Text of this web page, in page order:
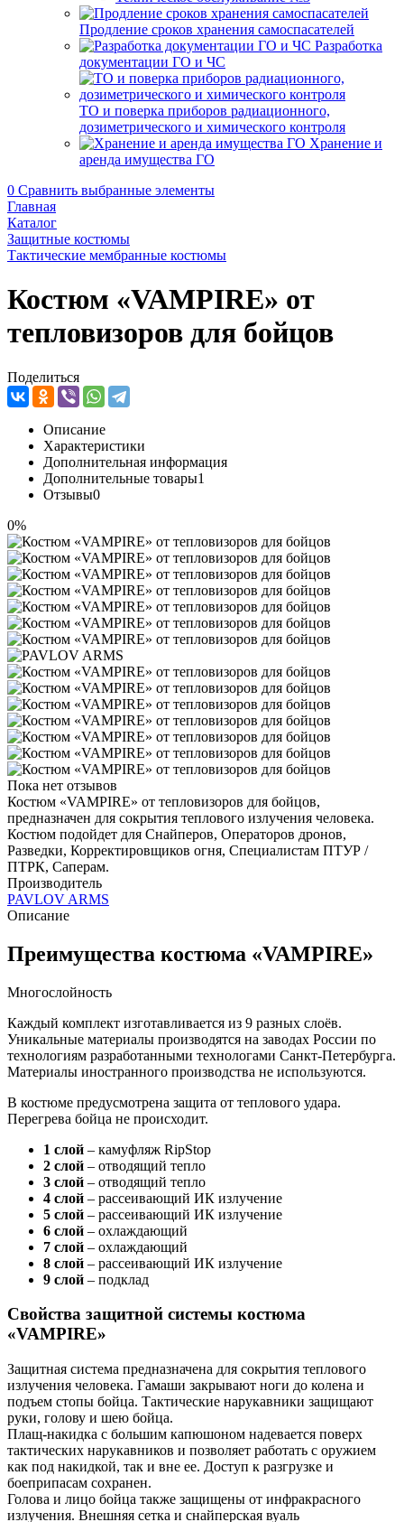
Продление сроков хранения самоспасателей
Разработка
документации ГО и ЧС
ТО и поверка приборов радиационного,
дозиметрического и химического контроля
Хранение и
аренда имущества ГО
0 Сравнить выбранные элементы
Главная
Каталог
Защитные костюмы
Тактические мембранные костюмы
Костюм «VAMPIRE» от
тепловизоров для бойцов
Поделиться
Описание
Характеристики
Дополнительная информация
Дополнительные товары1
Отзывы0
0%
Пока нет отзывов
Костюм «VAMPIRE» от тепловизоров для бойцов,
предназначен для сокрытия теплового излучения человека.
Костюм подойдет для Снайперов, Операторов дронов,
Разведки, Корректировщиков огня, Специалистам ПТУР /
ПТРК, Саперам.
Производитель
PAVLOV ARMS
Описание
Преимущества костюма «VAMPIRE»
Многослойность
Каждый комплект изготавливается из 9 разных слоёв.
Уникальные материалы производятся на заводах России по
технологиям разработанными технологами Санкт-Петербурга.
Материалы иностранного производства не используются.
В костюме предусмотрена защита от теплового удара.
Перегрева бойца не происходит.
1 слой – камуфляж RipStop
2 слой – отводящий тепло
3 слой – отводящий тепло
4 слой – рассеивающий ИК излучение
5 слой – рассеивающий ИК излучение
6 слой – охлаждающий
7 слой – охлаждающий
8 слой – рассеивающий ИК излучение
9 слой – подклад
Свойства защитной системы костюма
«VAMPIRE»
Защитная система предназначена для сокрытия теплового
излучения человека. Гамаши закрывают ноги до колена и
подъем стопы бойца. Тактические нарукавники защищают
руки, голову и шею бойца.
Плащ-накидка с большим капюшоном надевается поверх
тактических нарукавников и позволяет работать с оружием
как под накидкой, так и вне ее. Доступ к разгрузке и
боеприпасам сохранен.
Голова и лицо бойца также защищены от инфракрасного
излучения. Внешняя сетка и снайперская вуаль